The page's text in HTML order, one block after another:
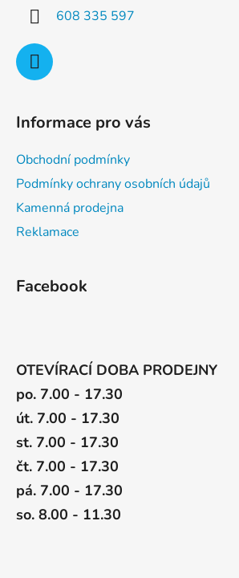
608 335 597
Informace pro vás
Obchodní podmínky
Podmínky ochrany osobních údajů
Kamenná prodejna
Reklamace
Facebook
OTEVÍRACÍ DOBA PRODEJNY
po. 7.00 - 17.30
út. 7.00 - 17.30
st. 7.00 - 17.30
čt. 7.00 - 17.30
pá. 7.00 - 17.30
so. 8.00 - 11.30